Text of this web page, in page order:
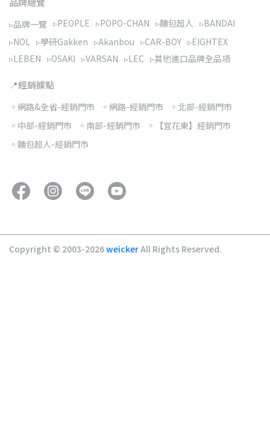
▹品牌一覽 ▹PEOPLE ▹POPO-CHAN ▹麵包超人 ▹BANDAI
▹NOL ▹學研Gakken ▹Akanbou ▹CAR-BOY ▹EIGHTEX
▹LEBEN ▹OSAKI ▹VARSAN ▹LEC ▹其他進口品牌全品項
📍經銷據點
◦網路&全省-經銷門市 ◦網路-經銷門市
◦北部-經銷門市
◦中部-經銷門市
◦南部-經銷門市
◦【宜花東】經銷門市
◦麵包超人-經銷門市
Copyright © 2003-2026weickerAll Rights Reserved.